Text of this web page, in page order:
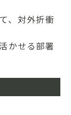
、対外折衝
かせる部署